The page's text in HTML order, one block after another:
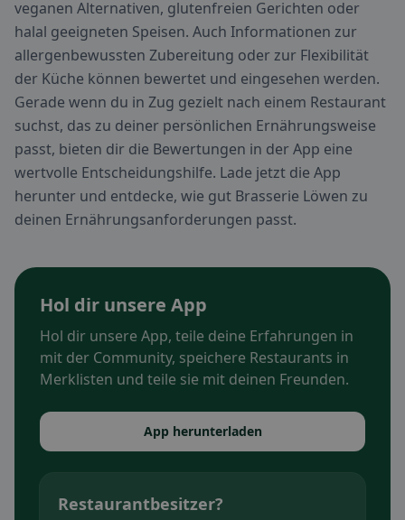
veganen Alternativen, glutenfreien Gerichten oder
halal geeigneten Speisen. Auch Informationen zur
allergenbewussten Zubereitung oder zur Flexibilität
der Küche können bewertet und eingesehen werden.
Gerade wenn du in Zug gezielt nach einem Restaurant
suchst, das zu deiner persönlichen Ernährungsweise
passt, bieten dir die Bewertungen in der App eine
wertvolle Entscheidungshilfe. Lade jetzt die App
herunter und entdecke, wie gut Brasserie Löwen zu
deinen Ernährungsanforderungen passt.
Hol dir unsere App
Hol dir unsere App, teile deine Erfahrungen in
mit der Community, speichere Restaurants in
Merklisten und teile sie mit deinen Freunden.
App herunterladen
Restaurantbesitzer?